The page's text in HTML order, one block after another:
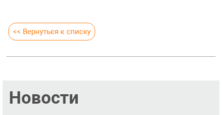
<< Вернуться к списку
Новости